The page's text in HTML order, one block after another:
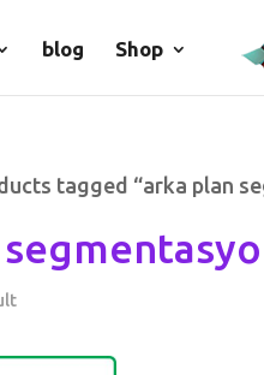
blog Shop
tagged “arka plan